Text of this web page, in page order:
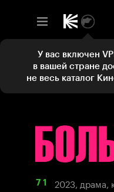
7 1 2023, драма,
У вас включен
в вашей стране
не весь каталог